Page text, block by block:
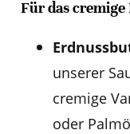
Für das
unserer
cremige
oder